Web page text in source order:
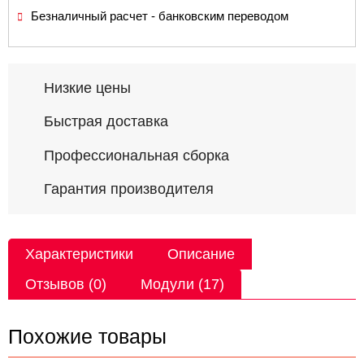
Безналичный расчет - банковским переводом
Низкие цены
Быстрая доставка
Профессиональная сборка
Гарантия производителя
Характеристики
Описание
Отзывов (0)
Модули (17)
Похожие товары